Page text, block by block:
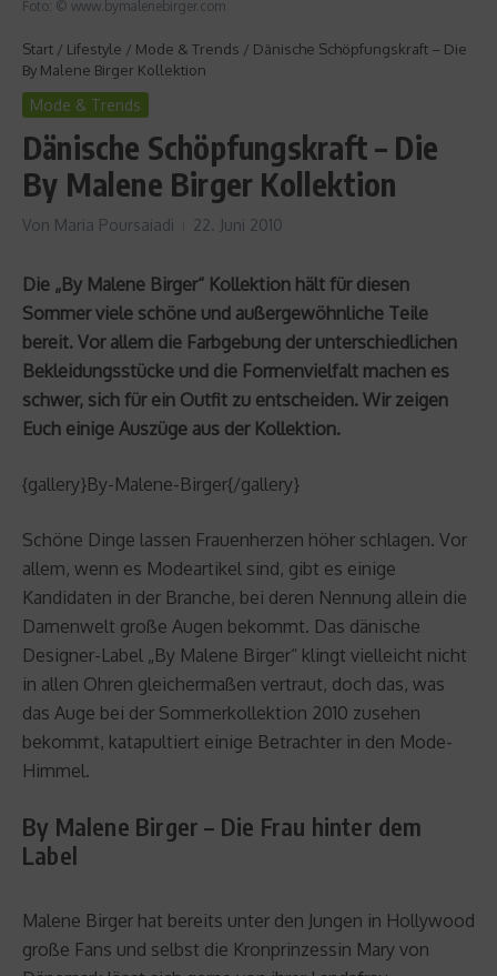
Foto: © www.bymalenebirger.com
Start / Lifestyle / Mode & Trends / Dänische Schöpfungskraft – Die
By Malene Birger Kollektion
Mode & Trends
Dänische Schöpfungskraft – Die
By Malene Birger Kollektion
Von Maria Poursaiadi 22. Juni 2010
Die „By Malene Birger“ Kollektion hält für diesen
Sommer viele schöne und außergewöhnliche Teile
bereit. Vor allem die Farbgebung der unterschiedlichen
Bekleidungsstücke und die Formenvielfalt machen es
schwer, sich für ein Outfit zu entscheiden. Wir zeigen
Euch einige Auszüge aus der Kollektion.
{gallery}By-Malene-Birger{/gallery}
Schöne Dinge lassen Frauenherzen höher schlagen. Vor
allem, wenn es Modeartikel sind, gibt es einige
Kandidaten in der Branche, bei deren Nennung allein die
Damenwelt große Augen bekommt. Das dänische
Designer-Label „By Malene Birger“ klingt vielleicht nicht
in allen Ohren gleichermaßen vertraut, doch das, was
das Auge bei der Sommerkollektion 2010 zusehen
bekommt, katapultiert einige Betrachter in den Mode-
Himmel.
By Malene Birger – Die Frau hinter dem
Label
Malene Birger hat bereits unter den Jungen in Hollywood
große Fans und selbst die Kronprinzessin Mary von